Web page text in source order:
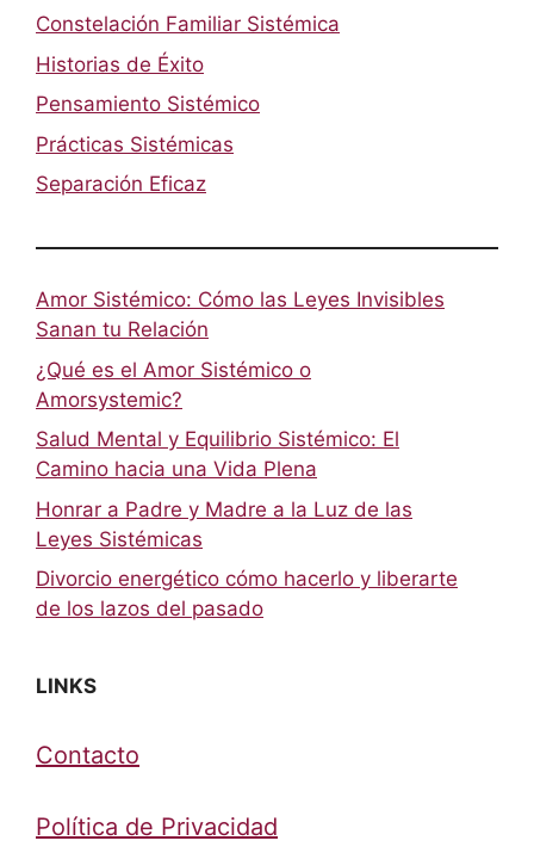
Constelación Familiar Sistémica
Historias de Éxito
Pensamiento Sistémico
Prácticas Sistémicas
Separación Eficaz
Amor Sistémico: Cómo las Leyes Invisibles
Sanan tu Relación
¿Qué es el Amor Sistémico o
Amorsystemic?
Salud Mental y Equilibrio Sistémico: El
Camino hacia una Vida Plena
Honrar a Padre y Madre a la Luz de las
Leyes Sistémicas
Divorcio energético cómo hacerlo y liberarte
de los lazos del pasado
LINKS
Contacto
Política de Privacidad